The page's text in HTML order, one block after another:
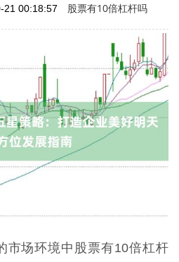
21 00:18:57 股票有10倍杠杆吗
市场环境中股票有10倍杠杆